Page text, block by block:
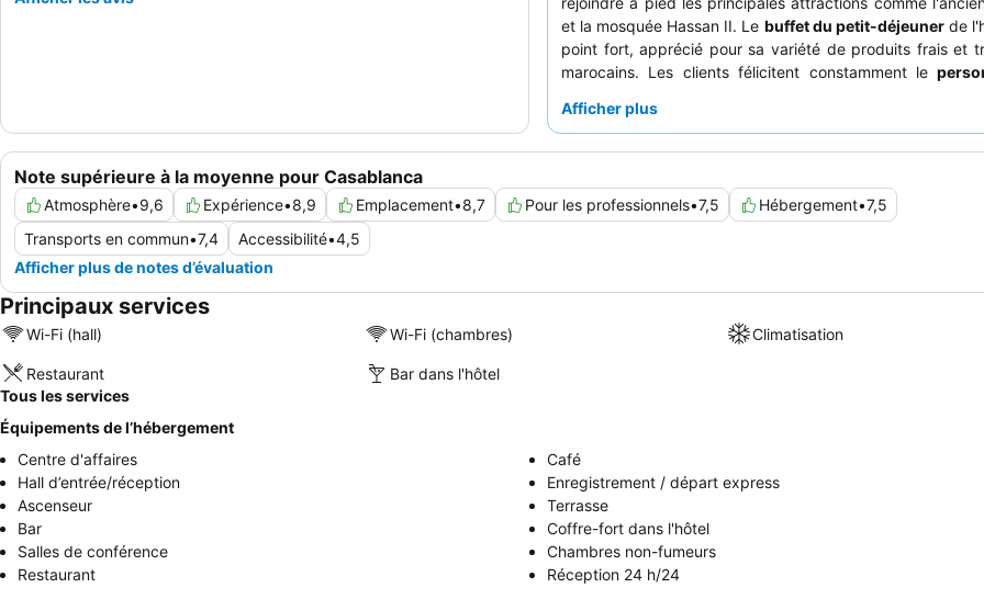
et la mosquée Hassan II. Le buffet du petit-déjeunerde
point fort, apprécié pour sa variété de produits frais et
marocains. Les clients félicitent constamment le
séjour plus confortable, pensez à demander une
Afficher plus
Note supérieure à la moyenne pour Casablanca
Atmosphère•9,6 Expérience•8,9 Emplacement•8,7 Pour les professionnels•7,5 Hébergement•7,5
Transports en commun•7,4 Accessibilité•4,5
Afficher plus de notes d’évaluation
Principaux services
Wi-Fi (hall) Wi-Fi (chambres) Climatisation
Restaurant
Bar dans l'hôtel
Tous les services
Équipements de l’hébergement
Centre d'affaires
Café
Hall d’entrée/réception
Enregistrement / départ express
Ascenseur
Terrasse
Bar
Coffre-fort dans l'hôtel
Salles de conférence
Chambres non-fumeurs
Restaurant
Réception 24 h/24